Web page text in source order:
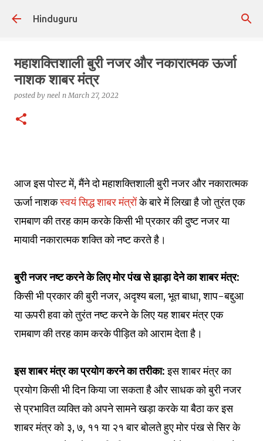
Hinduguru
महाशक्तिशाली बुरी नजर और नकारात्मक ऊर्जा
नाशक शाबर मंत्र
posted by neel n March 27, 2022
आज इस पोस्ट में, मैंने दो महाशक्तिशाली बुरी नजर और नकारात्मक
ऊर्जा नाशकस्वयं सिद्ध शाबर मंत्रोंके बारे में लिखा है जो तुरंत एक
रामबाण की तरह काम करके किसी भी प्रकार की दुष्ट नजर या
मायावी नकारात्मक शक्ति को नष्ट करते है।
बुरी नजर नष्ट करने के लिए मोर पंख से झाड़ा देने का शाबर मंत्र:
किसी भी प्रकार की बुरी नजर, अदृश्य बला, भूत बाधा, शाप-बद्दुआ
या ऊपरी हवा को तुरंत नष्ट करने के लिए यह शाबर मंत्र एक
रामबाण की तरह काम करके पीड़ित को आराम देता है।
इस शाबर मंत्र का प्रयोग करने का तरीका:इस शाबर मंत्र का
प्रयोग किसी भी दिन किया जा सकता है और साधक को बुरी नजर
से प्रभावित व्यक्ति को अपने सामने खड़ा करके या बैठा कर इस
शाबर मंत्र को ३, ७, ११ या २१ बार बोलते हुए मोर पंख से सिर के